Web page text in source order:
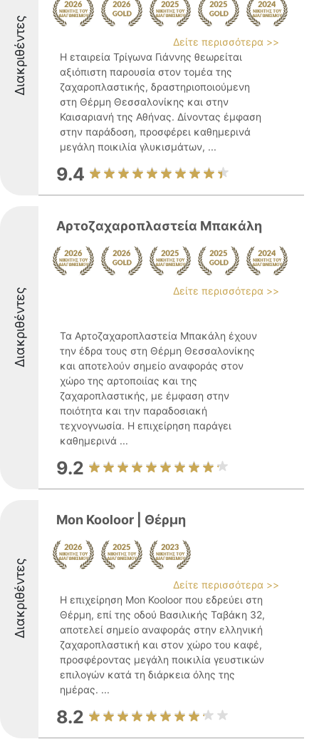
Διακριθέντες
Δείτε περισσότερα >>
Η εταιρεία Τρίγωνα Γιάννης θεωρείται
αξιόπιστη παρουσία στον τομέα της
ζαχαροπλαστικής, δραστηριοποιούμενη
στη Θέρμη Θεσσαλονίκης και στην
Καισαριανή της Αθήνας. Δίνοντας έμφαση
στην παράδοση, προσφέρει καθημερινά
μεγάλη ποικιλία γλυκισμάτων, ...
9.4
Διακριθέντες
Αρτοζαχαροπλαστεία Μπακάλη
Δείτε περισσότερα >>
Τα Αρτοζαχαροπλαστεία Μπακάλη έχουν
την έδρα τους στη Θέρμη Θεσσαλονίκης
και αποτελούν σημείο αναφοράς στον
χώρο της αρτοποιίας και της
ζαχαροπλαστικής, με έμφαση στην
ποιότητα και την παραδοσιακή
τεχνογνωσία. Η επιχείρηση παράγει
καθημερινά ...
9.2
Διακριθέντες
Mon Kooloor | Θέρμη
Δείτε περισσότερα >>
Η επιχείρηση Mon Kooloor που εδρεύει στη
Θέρμη, επί της οδού Βασιλικής Ταβάκη 32,
αποτελεί σημείο αναφοράς στην ελληνική
ζαχαροπλαστική και στον χώρο του καφέ,
προσφέροντας μεγάλη ποικιλία γευστικών
επιλογών κατά τη διάρκεια όλης της
ημέρας. ...
8.2